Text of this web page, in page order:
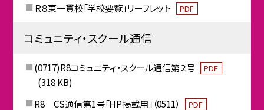
Ｒ８東一貫校「学校要覧」リーフレット PDF
コミュニティ・スクール通信
(0717)R8コミュニティ・スクール通信第２号 PDF
(318 KB)
R8 CS通信第1号「HP掲載用」（0511）
PDF